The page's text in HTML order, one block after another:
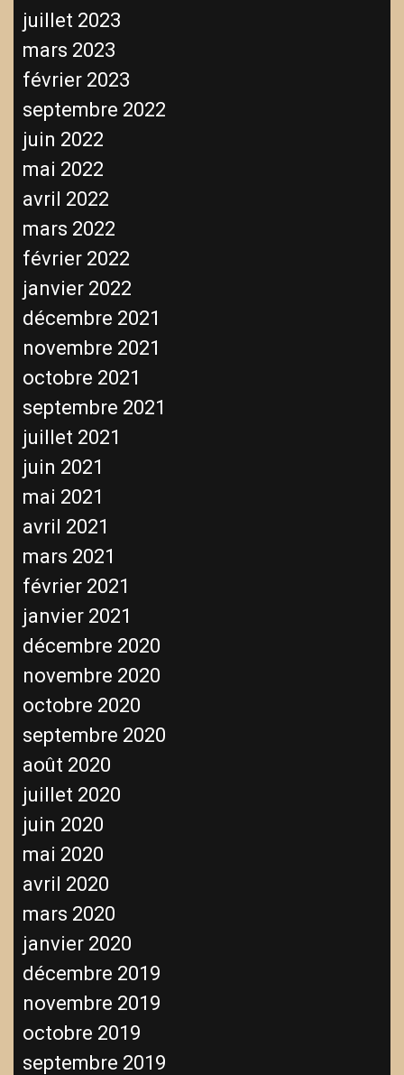
juillet 2023
mars 2023
février 2023
septembre 2022
juin 2022
mai 2022
avril 2022
mars 2022
février 2022
janvier 2022
décembre 2021
novembre 2021
octobre 2021
septembre 2021
juillet 2021
juin 2021
mai 2021
avril 2021
mars 2021
février 2021
janvier 2021
décembre 2020
novembre 2020
octobre 2020
septembre 2020
août 2020
juillet 2020
juin 2020
mai 2020
avril 2020
mars 2020
janvier 2020
décembre 2019
novembre 2019
octobre 2019
septembre 2019